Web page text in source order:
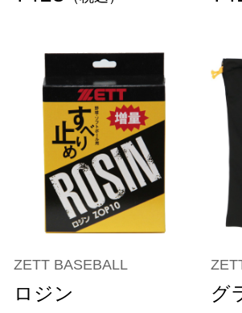
ZETT BASEBALL
ロジン グ